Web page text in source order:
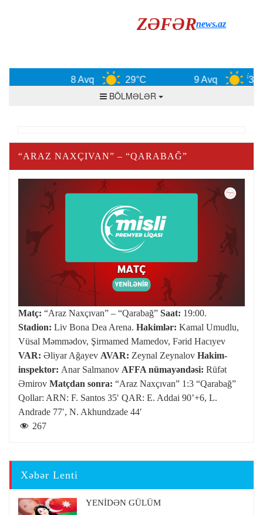
ZƏFƏRnews.az
8 Avq 29°C 9 Avq 30°C
BÖLMƏLƏR
“ARAZ NAXÇIVAN” – “QARABAĞ”
Matç: “Araz Naxçıvan” – “Qarabağ” Saat: 19:00.
Stadion: Liv Bona Dea Arena. Hakimlər: Kamal Umudlu,
Vüsal Məmmədov, Şirmamed Mamedov, Fərid Hacıyev
VAR: Əliyar Ağayev AVAR: Zeynal Zeynalov Hakim-
inspektor: Anar Salmanov AFFA nümayəndəsi: Rüfət
Əmirov Matçdan sonra: “Araz Naxçıvan” 1:3 “Qarabağ”
Qollar: ARN: F. Santos 35′ QAR: E. Addai 90’+6, L.
Andrade 77′, N. Akhundzade 44′
267
Xəbər Lenti
YENİDƏN GÜLÜM